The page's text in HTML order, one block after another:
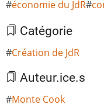
économie du JdR
Catégorie
Création de JdR
Auteur.ice.s
Monte Cook